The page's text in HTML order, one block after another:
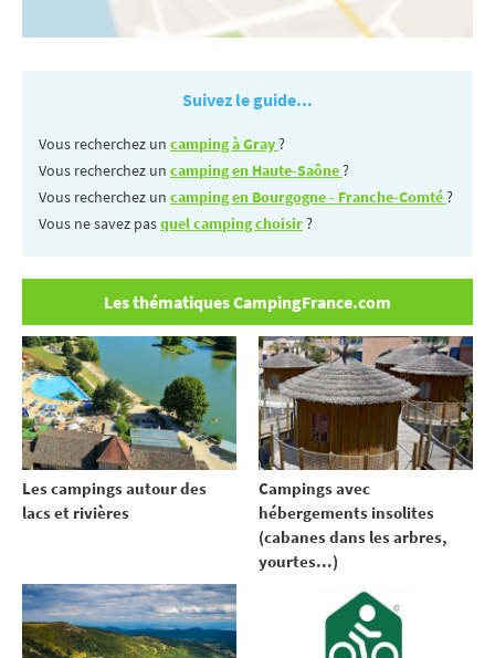
Suivez le guide...
Vous recherchez un camping à Gray?
Vous recherchez un camping en Haute-Saône?
Vous recherchez un camping en Bourgogne - Franche-Comté?
Vous ne savez pasquel camping choisir?
Les thématiques CampingFrance.com
Les campings autour des
lacs et rivières
Campings avec
hébergements insolites
(cabanes dans les arbres,
yourtes...)